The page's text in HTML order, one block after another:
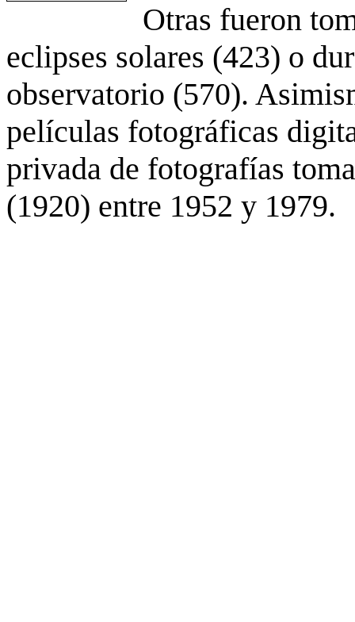
Otras fueron
eclipses solares (423) o
observatorio (570).
películas fotográficas
privada de fotografías
(1920) entre 1952 y 1979.